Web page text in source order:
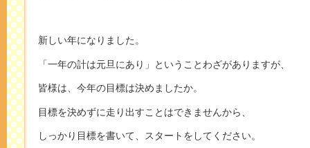
新しい年になりました。
「一年の計は元旦にあり」ということわざがありますが、
皆様は、今年の目標は決めましたか。
目標を決めずに走り出すことはできませんから、
しっかり目標を書いて、スタートをしてください。